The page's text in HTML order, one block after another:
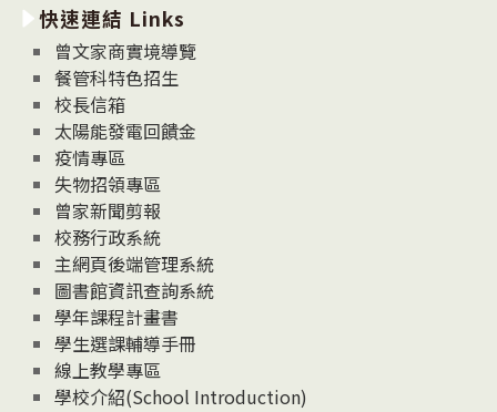
消
息
News
快速連結 Links
曾文家商實境導覽
餐管科特色招生
校長信箱
太陽能發電回饋金
疫情專區
失物招領專區
曾家新聞剪報
校務行政系統
主網頁後端管理系統
圖書館資訊查詢系統
學年課程計畫書
學生選課輔導手冊
線上教學專區
學校介紹(School Introduction)